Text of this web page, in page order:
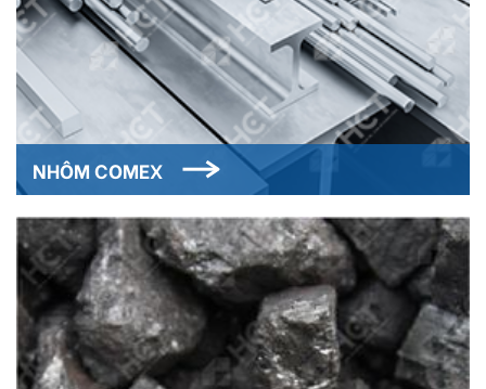
NHÔM COMEX